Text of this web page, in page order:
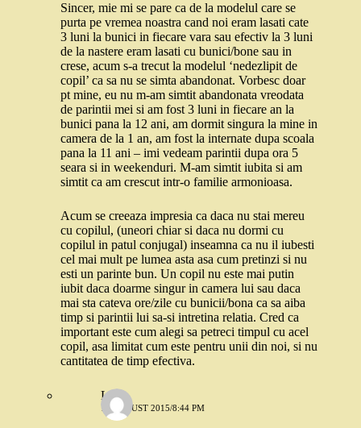
Sincer, mie mi se pare ca de la modelul care se
purta pe vremea noastra cand noi eram lasati cate
3 luni la bunici in fiecare vara sau efectiv la 3 luni
de la nastere eram lasati cu bunici/bone sau in
crese, acum s-a trecut la modelul ‘nedezlipit de
copil’ ca sa nu se simta abandonat. Vorbesc doar
pt mine, eu nu m-am simtit abandonata vreodata
de parintii mei si am fost 3 luni in fiecare an la
bunici pana la 12 ani, am dormit singura la mine in
camera de la 1 an, am fost la internate dupa scoala
pana la 11 ani – imi vedeam parintii dupa ora 5
seara si in weekenduri. M-am simtit iubita si am
simtit ca am crescut intr-o familie armonioasa.
Acum se creeaza impresia ca daca nu stai mereu
cu copilul, (uneori chiar si daca nu dormi cu
copilul in patul conjugal) inseamna ca nu il iubesti
cel mai mult pe lumea asta asa cum pretinzi si nu
esti un parinte bun. Un copil nu este mai putin
iubit daca doarme singur in camera lui sau daca
mai sta cateva ore/zile cu bunicii/bona ca sa aiba
timp si parintii lui sa-si intretina relatia. Cred ca
important este cum alegi sa petreci timpul cu acel
copil, asa limitat cum este pentru unii din noi, si nu
cantitatea de timp efectiva.
Lola
10 AUGUST 2015/8:44 PM